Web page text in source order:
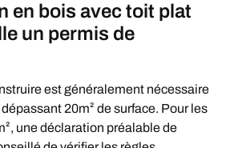
en bois avec toit plat
un permis de
est généralement nécessaire
20m² de surface. Pour les
une déclaration préalable de